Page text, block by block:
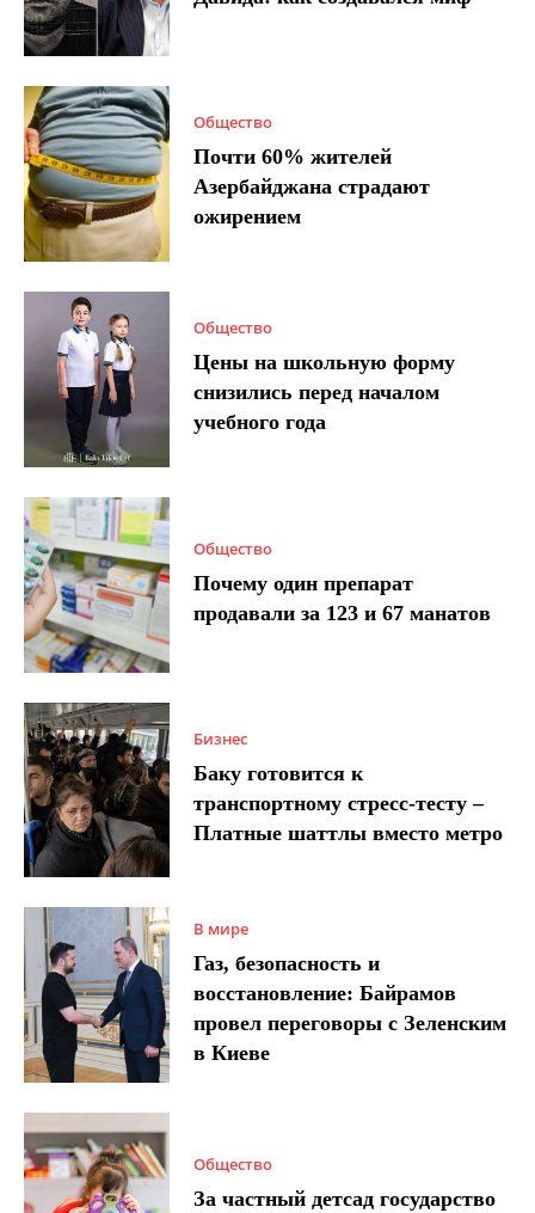
Общество
Почти 60% жителей
Азербайджана страдают
ожирением
Общество
Цены на школьную форму
снизились перед началом
учебного года
Общество
Почему один препарат
продавали за 123 и 67 манатов
Бизнес
Баку готовится к
транспортному стресс-тесту –
Платные шаттлы вместо метро
В мире
Газ, безопасность и
восстановление: Байрамов
провел переговоры с Зеленским
в Киеве
Общество
За частный детсад государство